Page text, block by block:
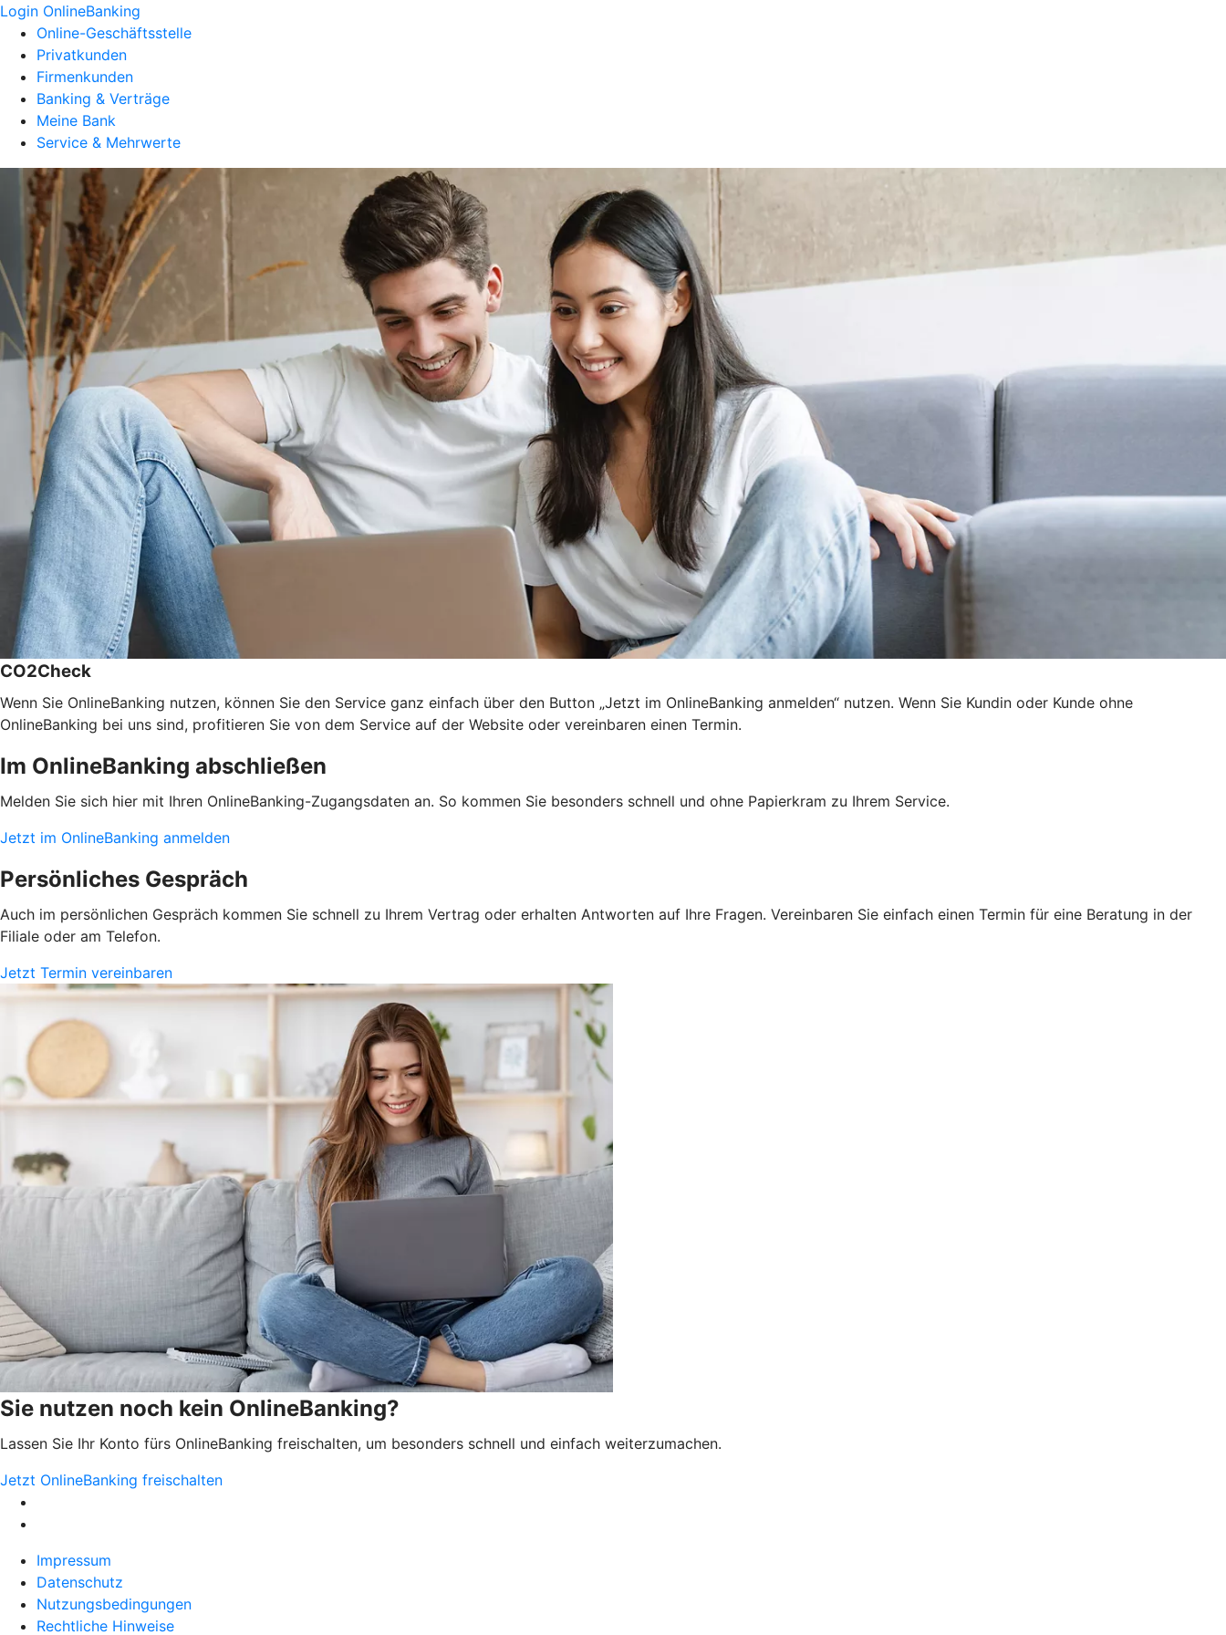
Login OnlineBanking
Online-Geschäftsstelle
Privatkunden
Firmenkunden
Banking & Verträge
Meine Bank
Service & Mehrwerte
CO2Check
Wenn Sie OnlineBanking nutzen, können Sie den Service ganz einfach über den Button „Jetzt im OnlineBanking anmelden“ nutzen. Wenn Sie Kundin oder Kunde ohne
OnlineBanking bei uns sind, profitieren Sie von dem Service auf der Website oder vereinbaren einen Termin.
Im OnlineBanking abschließen
Melden Sie sich hier mit Ihren OnlineBanking-Zugangsdaten an. So kommen Sie besonders schnell und ohne Papierkram zu Ihrem Service.
Jetzt im OnlineBanking anmelden
Persönliches Gespräch
Auch im persönlichen Gespräch kommen Sie schnell zu Ihrem Vertrag oder erhalten Antworten auf Ihre Fragen. Vereinbaren Sie einfach einen Termin für eine Beratung in der
Filiale oder am Telefon.
Jetzt Termin vereinbaren
Sie nutzen noch kein OnlineBanking?
Lassen Sie Ihr Konto fürs OnlineBanking freischalten, um besonders schnell und einfach weiterzumachen.
Jetzt OnlineBanking freischalten
Impressum
Datenschutz
Nutzungsbedingungen
Rechtliche Hinweise